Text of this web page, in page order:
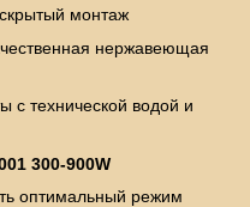
монтаж
нержавеющая
с технической водой и
300-900W
оптимальный режим